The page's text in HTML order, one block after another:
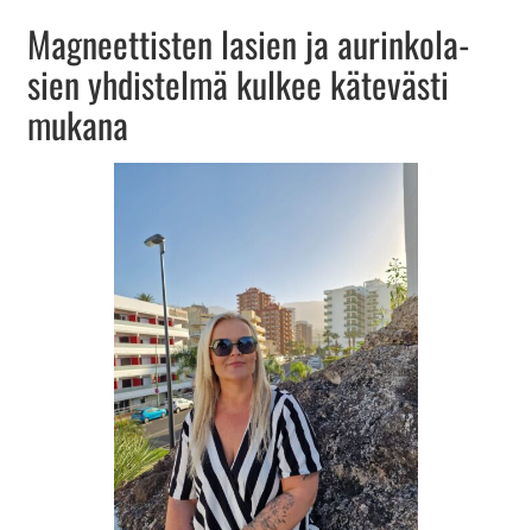
Mag­neet­tis­ten la­sien ja au­rin­ko­la­
sien yh­dis­tel­mä kul­kee kä­te­väs­ti
mu­ka­na